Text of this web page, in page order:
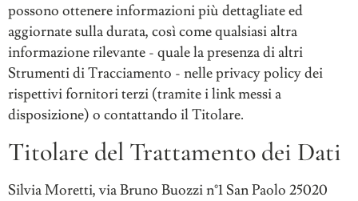
possono ottenere informazioni più dettagliate ed
aggiornate sulla durata, così come qualsiasi altra
informazione rilevante - quale la presenza di altri
Strumenti di Tracciamento - nelle privacy policy dei
rispettivi fornitori terzi (tramite i link messi a
disposizione) o contattando il Titolare.
Titolare del Trattamento dei Dati
Silvia Moretti, via Bruno Buozzi n°1 San Paolo 25020